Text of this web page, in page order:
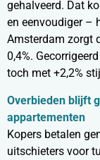
gehalveerd. Dat
en eenvoudiger –
Amsterdam zorgt
0,4%.
toch met +2,2%
Overbieden blijft
appartementen
Kopers betalen
uitschieters voor